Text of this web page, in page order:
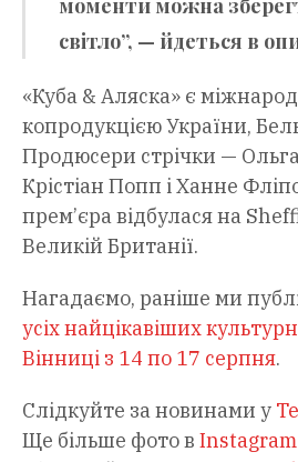
моменти можна
світло”, — йдеться в
«Куба & Аляска» є
копродукцією України,
Продюсери стрічки —
Крістіан Попп і Ханне
прем’єра відбулася на
Великій Британії.
Нагадаємо, раніше ми
усіх найцікавіших
Вінниці з 14 по 17 серпня.
Слідкуйте за новинами у
Ще більше фото в Instagram